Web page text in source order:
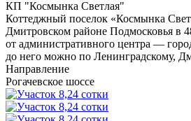
КП "Космынка Светлая"
Коттеджный поселок «Космынка
Дмитровском районе Подмосковья
от административного центра —
до него можно по Ленинградскому,
Направление
Рогачевское шоссе